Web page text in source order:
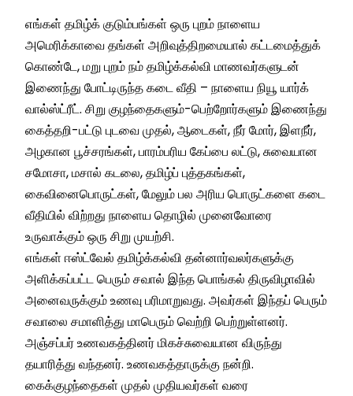
எங்கள் தமிழ்க் குடும்பங்கள் ஒரு புறம் நாளைய
அமெரிக்காவை தங்கள் அறிவுத்திறமையால் கட்டமைத்துக்
கொண்டே, மறு புறம் நம் தமிழ்க்கல்வி மாணவர்களுடன்
இணைந்து போட்டிருந்த கடை வீதி – நாளைய நியூ யார்க்
வால்ஸ்ட்ரீட். சிறு குழந்தைகளும்-பெற்றோர்களும் இணைந்து
கைத்தறி-பட்டு புடவை முதல், ஆடைகள், நீர் மோர், இளநீர்,
அழகான பூச்சரங்கள், பாரம்பரிய கேப்பை லட்டு, சுவையான
சமோசா, மசால் கடலை, தமிழ்ப் புத்தகங்கள்,
கைவினைபொருட்கள், மேலும் பல அரிய பொருட்களை கடை
வீதியில் விற்றது நாளைய தொழில் முனைவோரை
உருவாக்கும் ஒரு சிறு முயற்சி.
எங்கள் ஈஸ்ட்வேல் தமிழ்க்கல்வி தன்னார்வலர்களுக்கு
அளிக்கப்பட்ட பெரும் சவால் இந்த பொங்கல் திருவிழாவில்
அனைவருக்கும் உணவு பரிமாறுவது. அவர்கள் இந்தப் பெரும்
சவாலை சமாளித்து மாபெரும் வெற்றி பெற்றுள்ளனர்.
அஞ்சப்பர் உணவகத்தினர் மிகச்சுவையான விருந்து
தயாரித்து வந்தனர். உணவகத்தாருக்கு நன்றி.
கைக்குழந்தைகள் முதல் முதியவர்கள் வரை